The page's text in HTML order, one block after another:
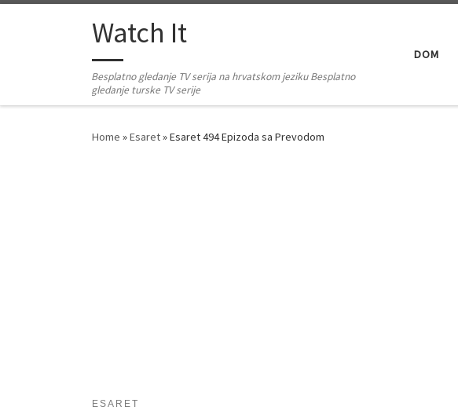
Skip to contentWatch It
Besplatno gledanje TV serija na hrvatskom jeziku Besplatno
gledanje turske TV serije
DOM
Home »Esaret»Esaret 494 Epizoda sa Prevodom
ESARET